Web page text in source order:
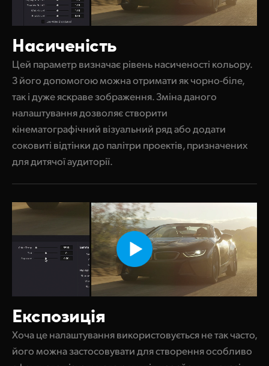
Насиченість
Цей параметр визначає рівень насиченості кольору.
З його допомогою можна отримати як чорно-біле,
так і дуже яскраве зображення. Зміна даного
налаштування дозволяє створити
кінематографічний візуальний ряд або додати
соковиті відтінки до палітри проектів, призначених
для дитячої аудиторії.
Експозиція
Хоча це налаштування використовується не так часто,
його можна застосовувати для створення особливо